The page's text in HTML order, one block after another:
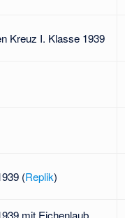
Kreuz I. Klasse 1939
(Replik)
mit Eichenlaub